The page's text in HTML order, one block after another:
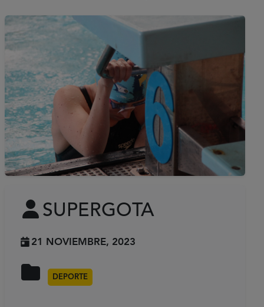
SUPERGOTA
21 NOVIEMBRE, 2023
DEPORTE